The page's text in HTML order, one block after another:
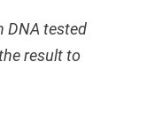
DNA tested
result to